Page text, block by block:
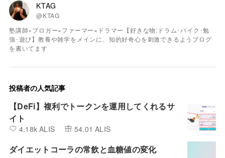
KTAG
@KTAG
塾講師×ブロガー×ファーマー×ドラマー【好きな物:ドラム･バイク･勉
強･遊び】教養や雑学をメインに、知的好奇心を刺激できるようブログ
を書いてます
投稿者の人気記事
【DeFi】複利でトークンを運用してくれるサ
イト
4.18k ALIS 54.01 ALIS
ダイエットコーラの常飲と血糖値の変化